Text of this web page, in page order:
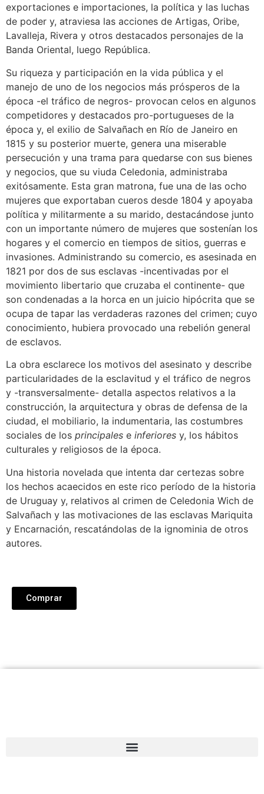
exportaciones e importaciones, la política y las luchas
de poder y, atraviesa las acciones de Artigas, Oribe,
Lavalleja, Rivera y otros destacados personajes de la
Banda Oriental, luego República.
Su riqueza y participación en la vida pública y el
manejo de uno de los negocios más prósperos de la
época -el tráfico de negros- provocan celos en algunos
competidores y destacados pro-portugueses de la
época y, el exilio de Salvañach en Río de Janeiro en
1815 y su posterior muerte, genera una miserable
persecución y una trama para quedarse con sus bienes
y negocios, que su viuda Celedonia, administraba
exitósamente. Esta gran matrona, fue una de las ocho
mujeres que exportaban cueros desde 1804 y apoyaba
política y militarmente a su marido, destacándose junto
con un importante número de mujeres que sostenían los
hogares y el comercio en tiempos de sitios, guerras e
invasiones. Administrando su comercio, es asesinada en
1821 por dos de sus esclavas -incentivadas por el
movimiento libertario que cruzaba el continente- que
son condenadas a la horca en un juicio hipócrita que se
ocupa de tapar las verdaderas razones del crimen; cuyo
conocimiento, hubiera provocado una rebelión general
de esclavos.
La obra esclarece los motivos del asesinato y describe
particularidades de la esclavitud y el tráfico de negros
y -transversalmente- detalla aspectos relativos a la
construcción, la arquitectura y obras de defensa de la
ciudad, el mobiliario, la indumentaria, las costumbres
sociales de los principales e inferiores y, los hábitos
culturales y religiosos de la época.
Una historia novelada que intenta dar certezas sobre
los hechos acaecidos en este rico período de la historia
de Uruguay y, relativos al crimen de Celedonia Wich de
Salvañach y las motivaciones de las esclavas Mariquita
y Encarnación, rescatándolas de la ignominia de otros
autores.
Comprar